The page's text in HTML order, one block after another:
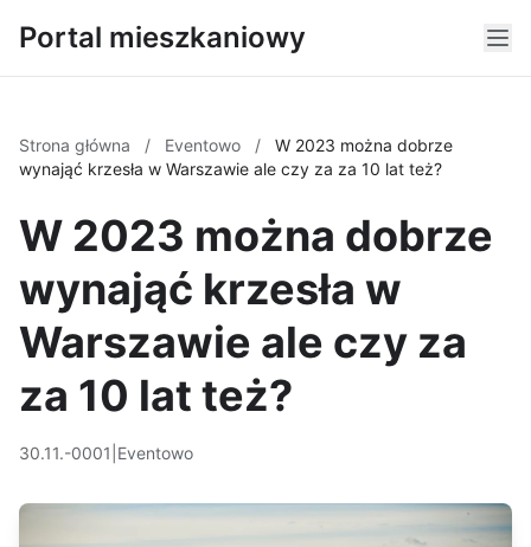
Portal mieszkaniowy
Strona główna / Eventowo /
W 2023 można dobrze
wynająć krzesła w Warszawie ale czy za za 10 lat też?
W 2023 można dobrze
wynająć krzesła w
Warszawie ale czy za
za 10 lat też?
30.11.-0001 Eventowo